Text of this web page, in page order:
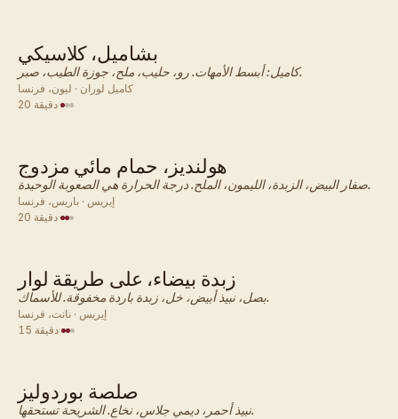
فرنسي · صلصة
بشاميل، كلاسيكي
كاميل: أبسط الأمهات. رو، حليب، ملح، جوزة الطيب، صبر.
كاميل لوران · ليون، فرنسا
20 دقيقة·
فرنسي · صلصة
هولنديز، حمام مائي مزدوج
صفار البيض، الزبدة، الليمون، الملح. درجة الحرارة هي الصعوبة الوحيدة.
إيريس · باريس، فرنسا
20 دقيقة·
فرنسي · صلصة
زبدة بيضاء، على طريقة لوار
بصل، نبيذ أبيض، خل، زبدة باردة مخفوقة. للأسماك.
إيريس · نانت، فرنسا
15 دقيقة·
فرنسي · صلصة
صلصة بوردوليز
نبيذ أحمر، ديمي جلاس، نخاع. الشريحة تستحقها.